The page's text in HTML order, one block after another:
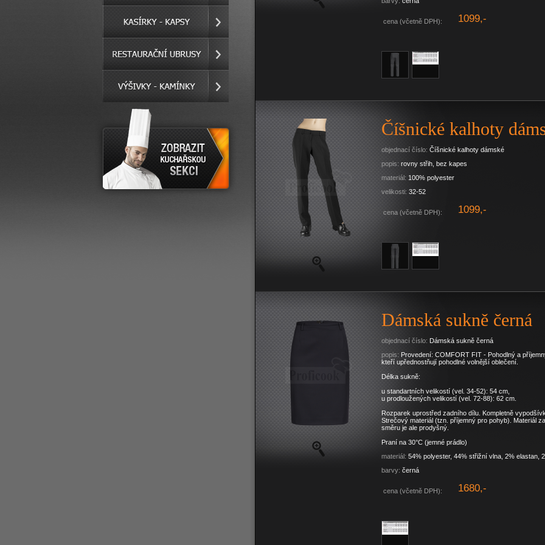
cena (včetně DPH): 1099,-
Číšnické kalhoty
objednací číslo: Číšnické kalhoty dámské
popis: rovny střih, bez kapes
materiál: 100% polyester
velikosti: 32-52
cena (včetně DPH): 1099,-
Dámská sukně černá
objednací číslo: Dámská sukně černá
popis: Provedení: COMFORT FIT - Pohodlný a
kteří upřednostňují pohodlné volnější oblečení.
Délka sukně:
u standartních velikostí (vel. 34-52): 54 cm,
u prodloužených velikostí (vel. 72-88): 62 cm.
Rozparek uprostřed zadního dílu. Kompletně
Strečový materiál (tzn. příjemný pro pohyb). Materiál
směru je ale prodyšný.
Praní na 30°C (jemné prádlo)
materiál: 54% polyester, 44% střižní vlna, 2% elastan,
barvy: černá
cena (včetně DPH): 1680,-